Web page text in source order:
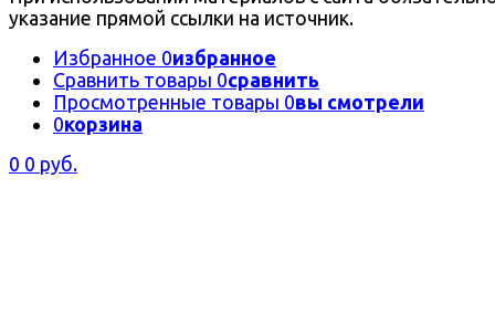
указание прямой ссылки на источник.
Избранное 0избранное
Сравнить товары 0сравнить
Просмотренные товары 0вы смотрели
0корзина
0 0 руб.